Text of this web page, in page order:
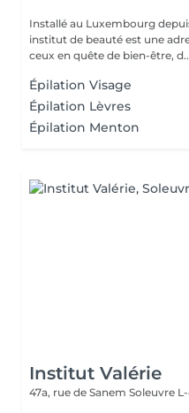
Installé au Luxembourg
institut de beauté est une
ceux en quête de bien-être,
Épilation Visage
Épilation Lèvres
Épilation Menton
Institut Valérie
47a, rue de Sanem Soleuvre